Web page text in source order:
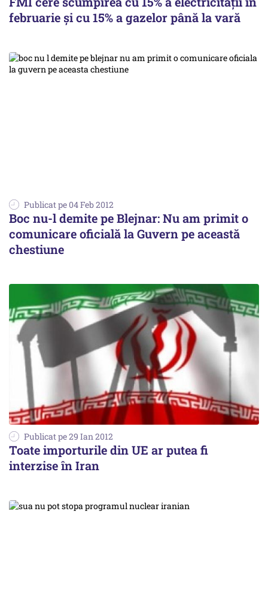
februarie şi cu 15% a gazelor până la vară
Publicat pe 04 Feb 2012
Boc nu-l demite pe Blejnar: Nu am primit o
comunicare oficială la Guvern pe această
chestiune
Publicat pe 29 Ian 2012
Toate importurile din UE ar putea fi
interzise în Iran